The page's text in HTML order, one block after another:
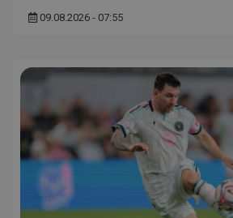
09.08.2026 - 07:55